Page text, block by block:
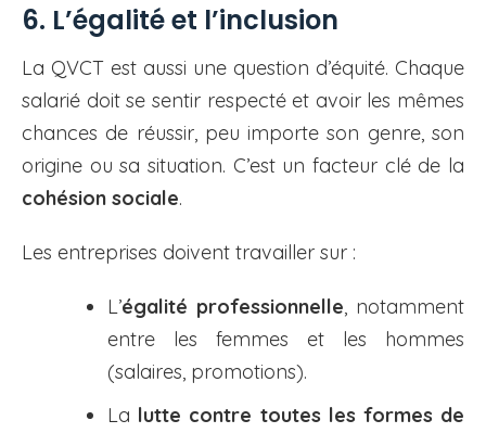
6. L’égalité et l’inclusion
La QVCT est aussi une question d’équité. Chaque
salarié doit se sentir respecté et avoir les mêmes
chances de réussir, peu importe son genre, son
origine ou sa situation. C’est un facteur clé de la
cohésion sociale.
Les entreprises doivent travailler sur :
L’égalité professionnelle, notamment
entre les femmes et les hommes
(salaires, promotions).
La lutte contre toutes les formes de